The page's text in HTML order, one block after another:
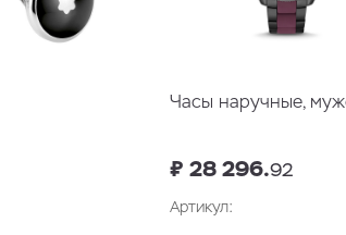
Часы наручные,
₽ 28 296.92
Артикул: